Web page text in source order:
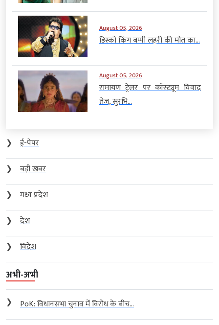
August 05, 2026
डिस्को किंग बप्पी लहरी की मौत का...
August 05, 2026
रामायण ट्रेलर पर कॉस्ट्यूम विवाद
तेज, सुरभि...
❯
ई-पेपर
❯
बड़ी खबर
❯
मध्य प्रदेश
❯
देश
❯
विदेश
अभी-अभी
❯ PoK: विधानसभा चुनाव में विरोध के बीच...